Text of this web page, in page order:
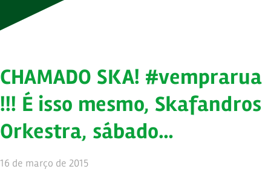
CHAMADO SKA! #vemprarua
!!! É isso mesmo, Skafandros
Orkestra, sábado…
16 de março de 2015